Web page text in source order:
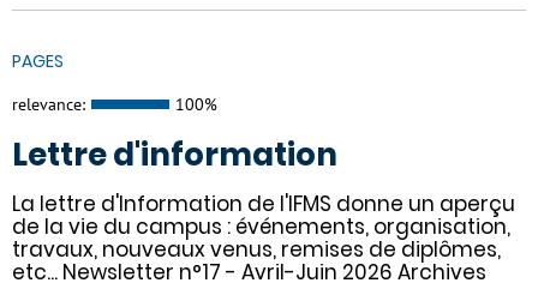
PAGES
relevance: 100%
Lettre d'information
La lettre d'Information de l'IFMS donne un aperçu
de la vie du campus : événements, organisation,
travaux, nouveaux venus, remises de diplômes,
etc... Newsletter n°17 - Avril-Juin 2026 Archives